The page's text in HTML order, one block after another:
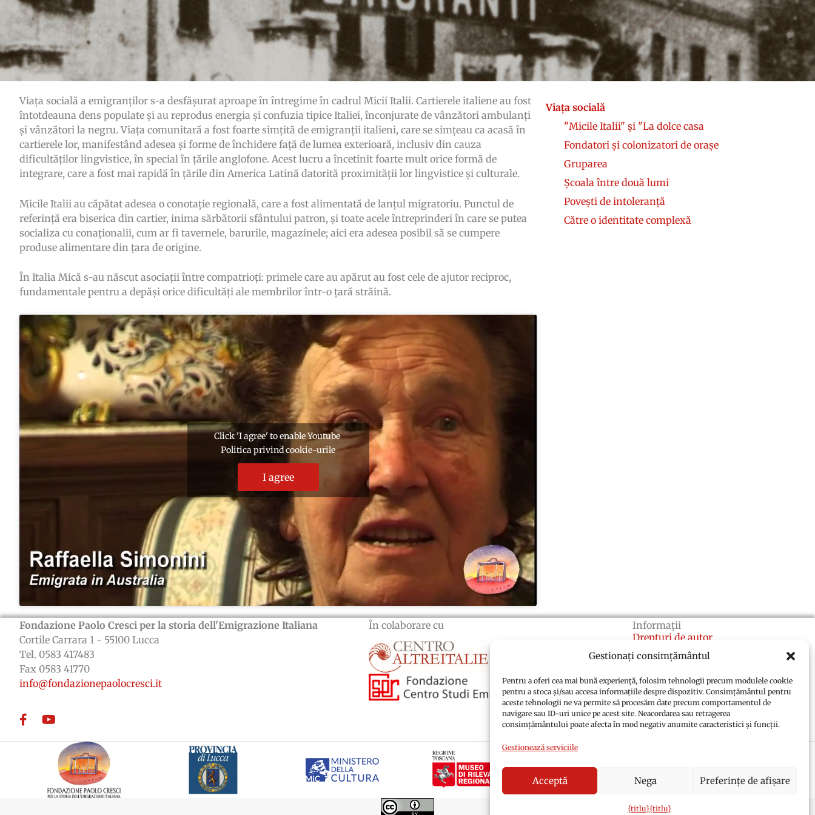
Gestionați consimțământul
Pentru a oferi cea mai bună experiență, folosim tehnologii precum modulele cookie
pentru a stoca și/sau accesa informațiile despre dispozitiv. Consimțământul pentru
aceste tehnologii ne va permite să procesăm date precum comportamentul de
navigare sau ID-uri unice pe acest site. Neacordarea sau retragerea
consimțământului poate afecta în mod negativ anumite caracteristici și funcții.
Gestionează serviciile
Acceptă Nega Preferințe de afișare
{titlu}{titlu}
Viața socială a emigranților s-a desfășurat aproape în întregime în cadrul Micii Italii. Cartierele italiene au fost
întotdeauna dens populate și au reprodus energia și confuzia tipice Italiei, înconjurate de vânzători ambulanți
și vânzători la negru. Viața comunitară a fost foarte simțită de emigranții italieni, care se simțeau ca acasă în
cartierele lor, manifestând adesea și forme de închidere față de lumea exterioară, inclusiv din cauza
dificultăților lingvistice, în special în țările anglofone. Acest lucru a încetinit foarte mult orice formă de
integrare, care a fost mai rapidă în țările din America Latină datorită proximității lor lingvistice și culturale.
Micile Italii au căpătat adesea o conotație regională, care a fost alimentată de lanțul migratoriu. Punctul de
referință era biserica din cartier, inima sărbătorii sfântului patron, și toate acele întreprinderi în care se putea
socializa cu conaționalii, cum ar fi tavernele, barurile, magazinele; aici era adesea posibil să se cumpere
produse alimentare din țara de origine.
În Italia Mică s-au născut asociații între compatrioți: primele care au apărut au fost cele de ajutor reciproc,
fundamentale pentru a depăși orice dificultăți ale membrilor într-o țară străină.
Click 'I agree' to enable Youtube
Politica privind cookie-urile
I agree
Viața socială
"Micile Italii" și "La dolce casa
Fondatori și colonizatori de orașe
Gruparea
Școala între două lumi
Povești de intoleranță
Către o identitate complexă
Fondazione Paolo Cresci per la storia dell'Emigrazione Italiana
Cortile Carrara 1 - 55100 Lucca
Tel. 0583 417483
Fax 0583 41770
info@fondazionepaolocresci.it
FacebookYouTube
În colaborare cu
Informații
Drepturi de autor
Credite
Politica privind cookie-urile
(UE)
Politica de confidențialitate
(UE)